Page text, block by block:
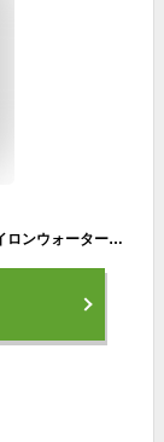
ソレル SOREL スノーブーツ メンズ 1964パックナイロンウォータープルーフ 1964 PAC NYLON WP NM5189 2025AW wbt【靴】2510wann